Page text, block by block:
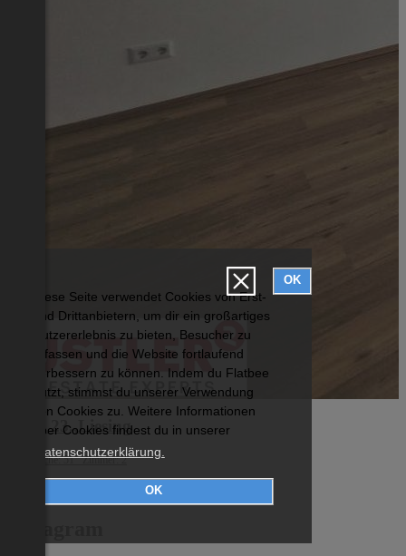
Diese Seite verwendet Cookies von Erst-
und Drittanbietern, um dir ein großartiges
Nutzererlebnis zu bieten, Besucher zu
erfassen und die Website fortlaufend
verbessern zu können. Indem du Flatbee
nutzt, stimmst du unserer Verwendung
von Cookies zu. Weitere Informationen
über Cookies findest du in unserer
Datenschutzerklärung.
OK
OK
Wien 23.,Liesing
Wohnfläche: 51 Zimmer: 2